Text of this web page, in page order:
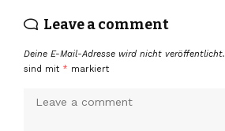
Leave a comment
Deine E-Mail-Adresse wird nicht veröffentlicht.
sind mit * markiert